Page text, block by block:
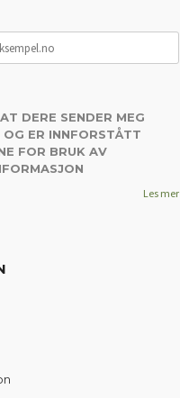
DERE SENDER MEG
OG ER INNFORSTÅTT
FOR BRUK AV
Les mer